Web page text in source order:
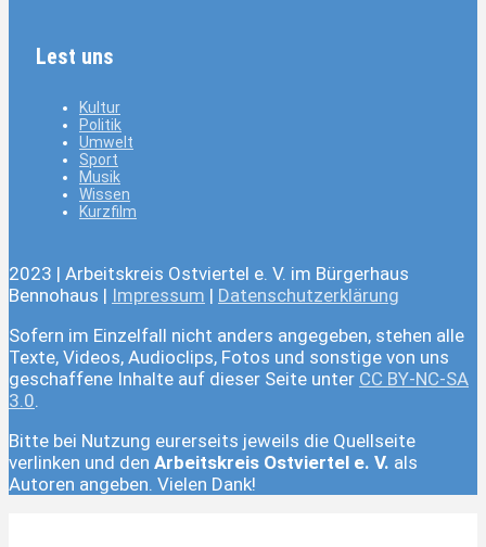
Lest uns
Kultur
Politik
Umwelt
Sport
Musik
Wissen
Kurzfilm
2023 | Arbeitskreis Ostviertel e. V. im Bürgerhaus
Bennohaus | Impressum | Datenschutzerklärung
Sofern im Einzelfall nicht anders angegeben, stehen alle
Texte, Videos, Audioclips, Fotos und sonstige von uns
geschaffene Inhalte auf dieser Seite unter CC BY-NC-SA
3.0.
Bitte bei Nutzung eurerseits jeweils die Quellseite
verlinken und den Arbeitskreis Ostviertel e. V. als
Autoren angeben. Vielen Dank!